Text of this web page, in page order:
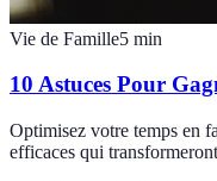
Vie de Famille5 min
10 Astuces Pour
Optimisez votre temps en
efficaces qui